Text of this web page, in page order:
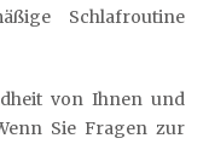
Schlafroutine
von Ihnen und
Sie Fragen zur